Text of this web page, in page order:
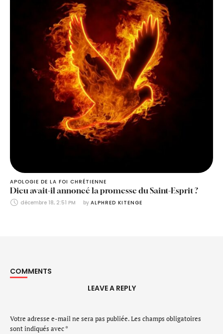
APOLOGIE DE LA FOI CHRÉTIENNE
Dieu avait-il annoncé la promesse du Saint-Esprit ?
décembre 18, 2:51 PM by ALPHRED KITENGE
COMMENTS
LEAVE A REPLY
Votre adresse e-mail ne sera pas publiée.Les champs obligatoires
sont indiqués avec*